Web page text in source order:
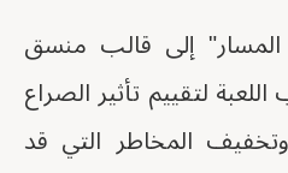
المسار" إلى قالب منسق
لتقييم تأثير الصراع
المخاطر التي قد